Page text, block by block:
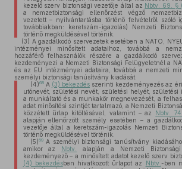
kezelő szerv biztonsági vezetője által az Nbtv. 69. §
a nemzetbiztonsági ellenőrzést végző
vezetett – nyilvántartásba történő felvételről szóló
továbbiakban: keretszám-igazolás) Nemzeti
történő megküldésével történik.
(3) A gazdálkodó szervezetek esetében a NATO,
intézményei minősített adataihoz, továbbá a
hozzáférő felhasználók részére a gazdálkodó
kezdeményezi a Nemzeti Biztonsági Felügyeletnél a
és az EU intézményei adataira, továbbá a nemzeti
személyi biztonsági tanúsítvány kiadását.
(4)68A (3) bekezdésszerinti kezdeményezés az
utónevét, születési nevét, születési helyét, születési
a munkáltató és a munkakör megnevezését, a
adat minősítési szintjét tartalmazó, a Nemzeti
közzétett űrlap kitöltésével, valamint – az Nbtv.
alapján ellenőrzött személy esetében – a
vezetője által a keretszám-igazolás Nemzeti
történő megküldésével történik.
(5)69A személyi biztonsági tanúsítvány
amikor az Nbtv.
alapján a Nemzeti
kezdeményező – a minősített adatot kezelő szerv
(4) bekezdésben hivatkozott űrlapot az Nbtv. -ben